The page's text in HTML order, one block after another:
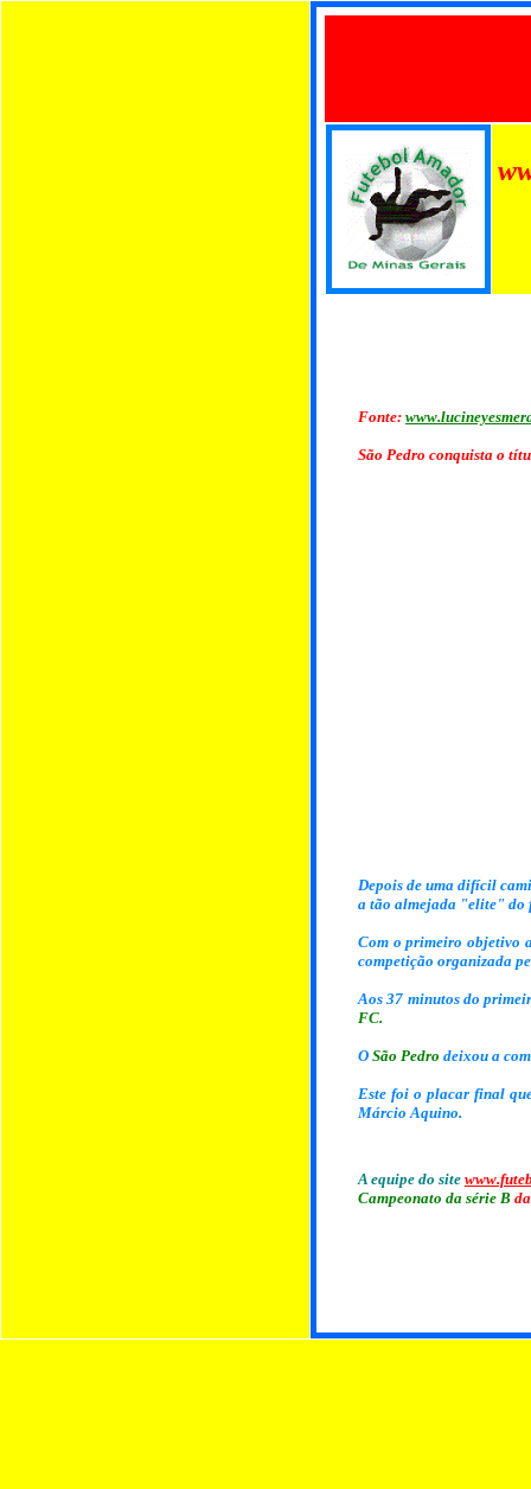
Fonte:
São Pedro conquista o
Depois de uma difícil
a tão almejada "elite" do
Com o primeiro objetivo
competição organizada
Aos 37 minutos do
FC.
O São Pedro deixou a
Este foi o placar final
Márcio Aquino.
A equipe do site
Campeonato da série B